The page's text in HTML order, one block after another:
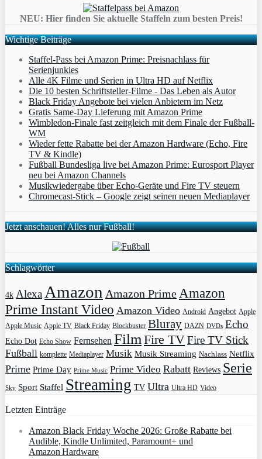
NEU: Hier finden Sie aktuelle Staffeln zum besten Preis!
Wichtige Beiträge
Staffel-Pass bei Amazon Prime: Preisnachlass für
Serienjunkies
Alle 4K Filme und Serien in Ultra HD auf Netflix
Die 10 besten Schriftsteller-Filme - Das Leben als Autor
Black Friday Angebote bei vielen Anbietern im Netz
Gratis Same-Day Lieferung mit Amazon Prime
Wimbledon-Finale fast zeitgleich mit dem Finale der Fußball-
WM
Wieder fette Rabatte bei der Amazon Hardware (Echo, Fire
TV & Kindle)
Fußball Bundesliga live bei Amazon Prime: Eurosport Player
neu bei Amazon Channels
Musikwiedergabe über Echo-Geräte und Fire TV steuern
Chromecast-Stick – Google zeigt seinen neuen Mediaplayer
Jetzt anschauen! Alles nur Fußball!
Schlagwörter
4k AlexaAmazon Amazon PrimeAmazon
Prime Instant Video Amazon Video Android Angebot Apple
Apple Music Apple TV Black Friday Blockbuster Bluray DAZN DVDs Echo
Echo Dot Echo Show Fernsehen FilmFire TVFire TV Stick
Fußball komplette Mediaplayer Musik Musik Streaming Nachlass Netflix
Prime Prime Day Prime Music Prime Video Rabatt Reviews Serie
Sky Sport Staffel Streaming TV Ultra Ultra HD Video
Letzten Einträge
Amazon Black Friday Woche 2026: Große Rabatte bei
Audible, Kindle Unlimited, Paramount+ und
Amazon Hardware